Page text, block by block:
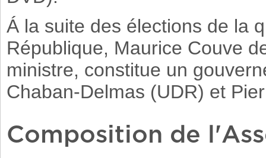
Á la suite des élections de la
République, Maurice Couve
ministre, constitue un
Chaban-Delmas (UDR) et
Composition de